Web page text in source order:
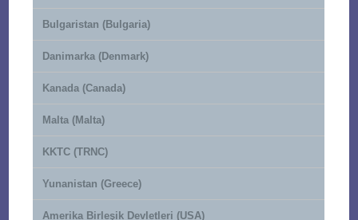
Bulgaristan (Bulgaria)
Danimarka (Denmark)
Kanada (Canada)
Malta (Malta)
KKTC (TRNC)
Yunanistan (Greece)
Amerika Birleşik Devletleri (USA)